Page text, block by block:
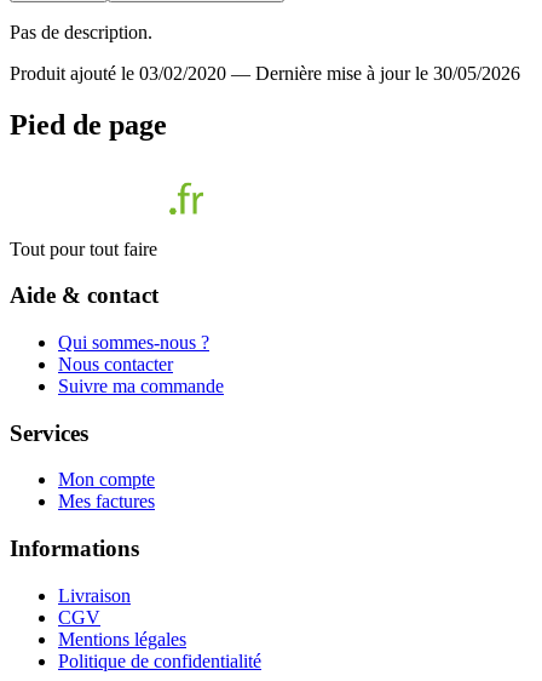
Pas de description.
Produit ajouté le 03/02/2020 — Dernière mise à jour le 30/05/2026
Pied de page
Tout pour tout faire
Aide & contact
Qui sommes-nous ?
Nous contacter
Suivre ma commande
Services
Mon compte
Mes factures
Informations
Livraison
CGV
Mentions légales
Politique de confidentialité